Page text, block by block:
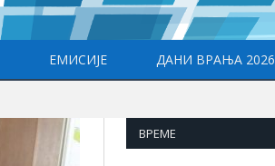
ЕМИСИЈЕ ДАНИ ВРАЊА 2026
ВРЕМЕ